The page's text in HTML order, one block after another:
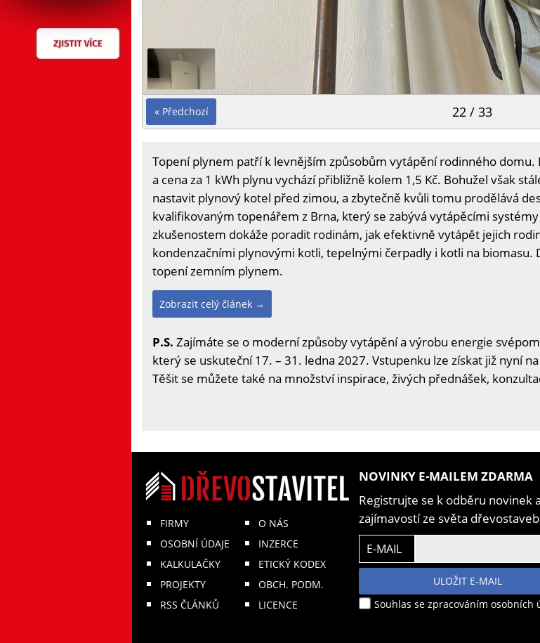
« Předchozí 22 / 33
Topení plynem patří k levnějším způsobům vytápění rodinného domu.
a cena za 1 kWh plynu vychází přibližně kolem 1,5 Kč. Bohužel však
nastavit plynový kotel před zimou, a zbytečně kvůli tomu prodělává
kvalifikovaným topenářem z Brna, který se zabývá vytápěcími
zkušenostem dokáže poradit rodinám, jak efektivně vytápět jejich
kondenzačními plynovými kotli, tepelnými čerpadly i kotli na biomasu.
topení zemním plynem.
Zobrazit celý článek →
P.S. Zajímáte se o moderní způsoby vytápění a výrobu energie
který se uskuteční 17. – 31. ledna 2027. Vstupenku lze získat již nyní na
Těšit se můžete také na množství inspirace, živých přednášek,
FIRMY
OSOBNÍ ÚDAJE
KALKULAČKY
PROJEKTY
RSS ČLÁNKŮ
O NÁS
INZERCE
ETICKÝ KODEX
OBCH. PODM.
LICENCE
NOVINKY E-MAILEM ZDARMA
Registrujte se k odběru novinek a
zajímavostí ze světa
E-MAIL
ULOŽIT E-MAIL
Souhlas se zpracováním osobních